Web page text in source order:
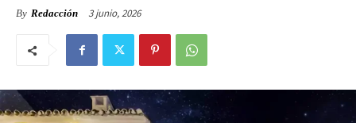
By Redacción 3 junio, 2026